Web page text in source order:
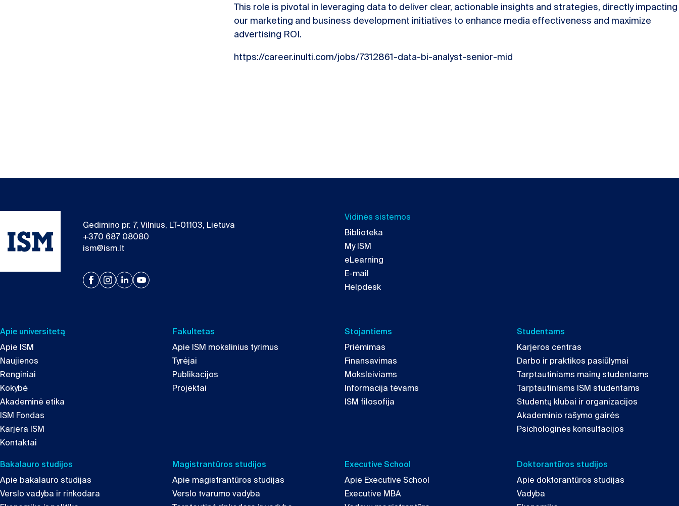
This role is pivotal in leveraging data to deliver clear, actionable insights and strategies, directly impacting
our marketing and business development initiatives to enhance media effectiveness and maximize
advertising ROI.
https://career.inulti.com/jobs/7312861-data-bi-analyst-senior-mid
Gedimino pr. 7, Vilnius, LT-01103, Lietuva
+370 687 08080
ism@ism.lt
Vidinės sistemos
Biblioteka
My ISM
eLearning
E-mail
Helpdesk
Apie universitetą
Apie ISM
Naujienos
Renginiai
Kokybė
Akademinė etika
ISM Fondas
Karjera ISM
Kontaktai
Fakultetas
Apie ISM mokslinius tyrimus
Tyrėjai
Publikacijos
Projektai
Stojantiems
Priėmimas
Finansavimas
Moksleiviams
Informacija tėvams
ISM filosofija
Studentams
Karjeros centras
Darbo ir praktikos pasiūlymai
Tarptautiniams mainų studentams
Tarptautiniams ISM studentams
Studentų klubai ir organizacijos
Akademinio rašymo gairės
Psichologinės konsultacijos
Bakalauro studijos
Apie bakalauro studijas
Verslo vadyba ir rinkodara
Magistrantūros studijos
Apie magistrantūros studijas
Verslo tvarumo vadyba
Executive School
Apie Executive School
Executive MBA
Doktorantūros studijos
Apie doktorantūros studijas
Vadyba